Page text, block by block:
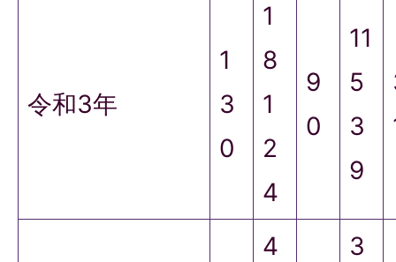
令和3年
1
3
0
1
8
1
2
4
9
0
11
5
3
9
4
3